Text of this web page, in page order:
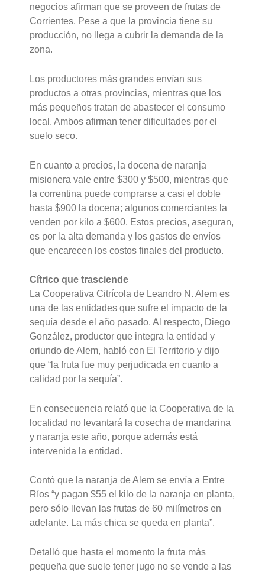
negocios afirman que se proveen de frutas de
Corrientes. Pese a que la provincia tiene su
producción, no llega a cubrir la demanda de la
zona.
Los productores más grandes envían sus
productos a otras provincias, mientras que los
más pequeños tratan de abastecer el consumo
local. Ambos afirman tener dificultades por el
suelo seco.
En cuanto a precios, la docena de naranja
misionera vale entre $300 y $500, mientras que
la correntina puede comprarse a casi el doble
hasta $900 la docena; algunos comerciantes la
venden por kilo a $600. Estos precios, aseguran,
es por la alta demanda y los gastos de envíos
que encarecen los costos finales del producto.
Cítrico que trasciende
La Cooperativa Citrícola de Leandro N. Alem es
una de las entidades que sufre el impacto de la
sequía desde el año pasado. Al respecto, Diego
González, productor que integra la entidad y
oriundo de Alem, habló con El Territorio y dijo
que “la fruta fue muy perjudicada en cuanto a
calidad por la sequía”.
En consecuencia relató que la Cooperativa de la
localidad no levantará la cosecha de mandarina
y naranja este año, porque además está
intervenida la entidad.
Contó que la naranja de Alem se envía a Entre
Ríos “y pagan $55 el kilo de la naranja en planta,
pero sólo llevan las frutas de 60 milímetros en
adelante. La más chica se queda en planta”.
Detalló que hasta el momento la fruta más
pequeña que suele tener jugo no se vende a las